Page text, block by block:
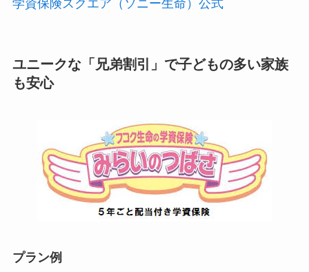
学資保険スクエア（ソニー生命）公式
ユニークな「兄弟割引」で子どもの多い家族
も安心
プラン例